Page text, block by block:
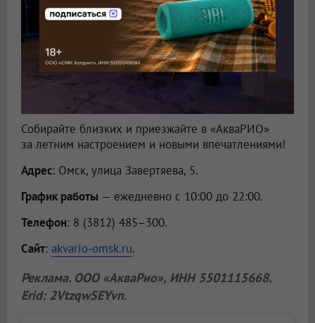
Собирайте близких и приезжайте в «АкваРИО»
за летним настроением и новыми впечатлениями!
Адрес: Омск, улица Завертяева, 5.
График работы — ежедневно с 10:00 до 22:00.
Телефон: 8 (3812) 485–300.
Сайт: akvario-omsk.ru.
Реклама. ООО «АкваРио», ИНН 5501115668.
Erid: 2VtzqwSEYvn.